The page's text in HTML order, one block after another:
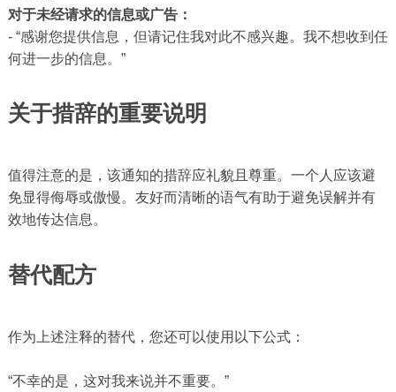
对于未经请求的信息或广告：
- “感谢您提供信息，但请记住我对此不感兴趣。我不想收到任
何进一步的信息。”
关于措辞的重要说明
值得注意的是，该通知的措辞应礼貌且尊重。一个人应该避
免显得侮辱或傲慢。友好而清晰的语气有助于避免误解并有
效地传达信息。
替代配方
作为上述注释的替代，您还可以使用以下公式：
“不幸的是，这对我来说并不重要。”